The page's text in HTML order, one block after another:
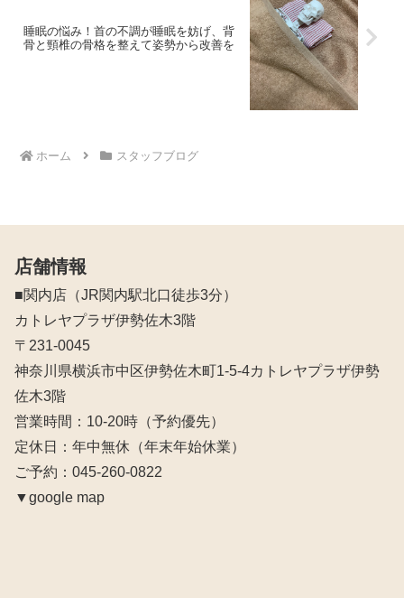
睡眠の悩み！首の不調が睡眠を妨げ、背
骨と頸椎の骨格を整えて姿勢から改善を
ホーム スタッフブログ
店舗情報
■関内店（JR関内駅北口徒歩3分）
カトレヤプラザ伊勢佐木3階
〒231-0045
神奈川県横浜市中区伊勢佐木町1-5-4カトレヤプラザ伊勢
佐木3階
営業時間：10‐20時（予約優先）
定休日：年中無休（年末年始休業）
ご予約：045-260-0822
▼google map